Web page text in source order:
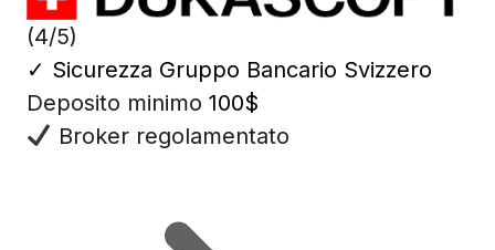
(4/5)
✓ Sicurezza Gruppo Bancario Svizzero
Deposito minimo 100$
Broker regolamentato